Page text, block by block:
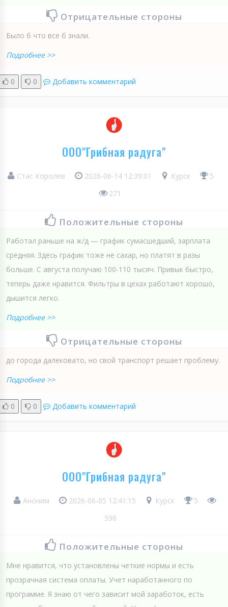
Отрицательные стороны
Было б что все б знали.
Подробнее >>
0 0 Добавить комментарий
ООО"Грибная радуга"
Стас Королев 2026-06-14 12:39:01 Курск
5
271
Положительные стороны
Работал раньше на ж/д — график сумасшедший, зарплата
средняя. Здесь график тоже не сахар, но платят в разы
больше. С августа получаю 100-110 тысяч. Привык быстро,
теперь даже нравится. Фильтры в цехах работают хорошо,
дышится легко.
Подробнее >>
Отрицательные стороны
до города далековато, но свой транспорт решает проблему.
Подробнее >>
0 0 Добавить комментарий
ООО"Грибная радуга"
Аноним 2026-06-05 12:41:15 Курск
5
596
Положительные стороны
Мне нравится, что установлены четкие нормы и есть
прозрачная система оплаты. Учет наработанного по
программе. Я знаю от чего зависит мой заработок, есть